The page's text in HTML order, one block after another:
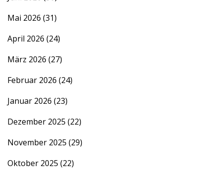
Mai 2026 (31)
April 2026 (24)
März 2026 (27)
Februar 2026 (24)
Januar 2026 (23)
Dezember 2025 (22)
November 2025 (29)
Oktober 2025 (22)